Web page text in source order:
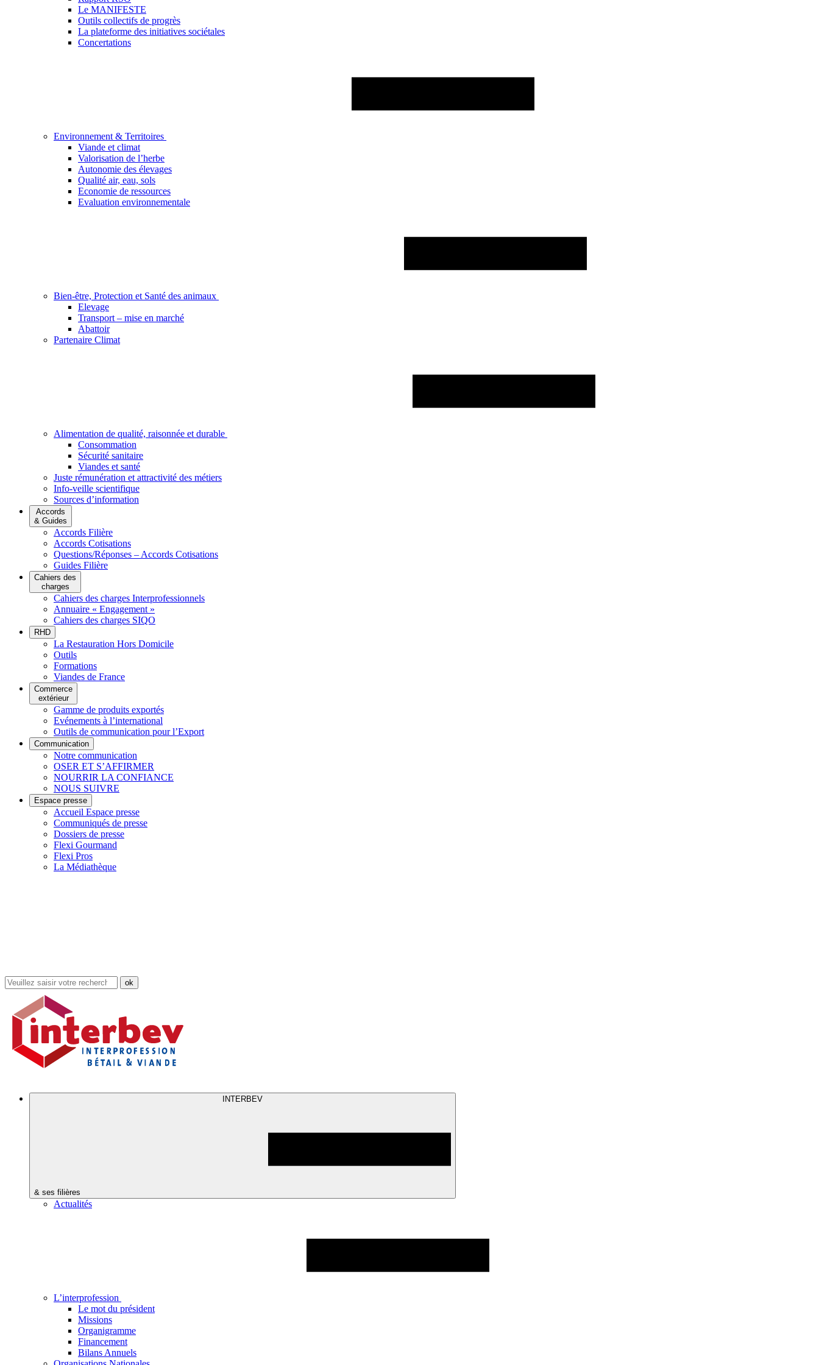
Le MANIFESTE
Outils collectifs de progrès
La plateforme des initiatives sociétales
Concertations
Environnement & Territoires
Viande et climat
Valorisation de l’herbe
Autonomie des élevages
Qualité air, eau, sols
Economie de ressources
Evaluation environnementale
Bien-être, Protection et Santé des animaux
Elevage
Transport – mise en marché
Abattoir
Partenaire Climat
Alimentation de qualité, raisonnée et durable
Consommation
Sécurité sanitaire
Viandes et santé
Juste rémunération et attractivité des métiers
Info-veille scientifique
Sources d’information
Accords
& Guides
Accords Filière
Accords Cotisations
Questions/Réponses – Accords Cotisations
Guides Filière
Cahiers des
charges
Cahiers des charges Interprofessionnels
Annuaire « Engagement »
Cahiers des charges SIQO
RHD
La Restauration Hors Domicile
Outils
Formations
Viandes de France
Commerce
extérieur
Gamme de produits exportés
Evénements à l’international
Outils de communication pour l’Export
Communication
Notre communication
OSER ET S’AFFIRMER
NOURRIR LA CONFIANCE
NOUS SUIVRE
Espace presse
Accueil Espace presse
Communiqués de presse
Dossiers de presse
Flexi Gourmand
Flexi Pros
La Médiathèque
Rechercher
dans
site
INTERBEV
& ses filières
Actualités
L’interprofession
Le mot du président
Missions
Organigramme
Financement
Bilans Annuels